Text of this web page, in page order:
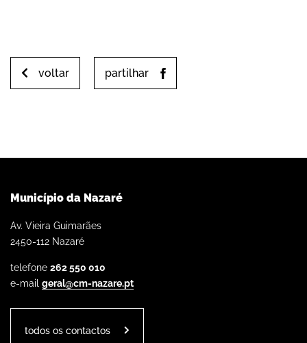
voltar partilhar
Município da Nazaré
Av. Vieira Guimarães
2450-112 Nazaré
telefone 262 550 010
e-mail geral@cm-nazare.pt
todos os contactos